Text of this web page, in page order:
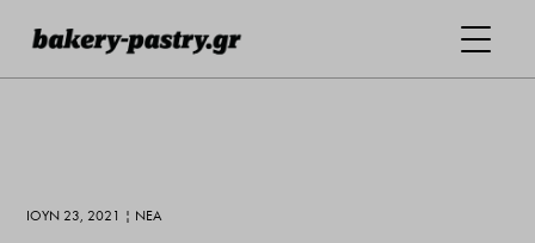
ΙΟΎΝ 23, 2021 | ΝΕΑ